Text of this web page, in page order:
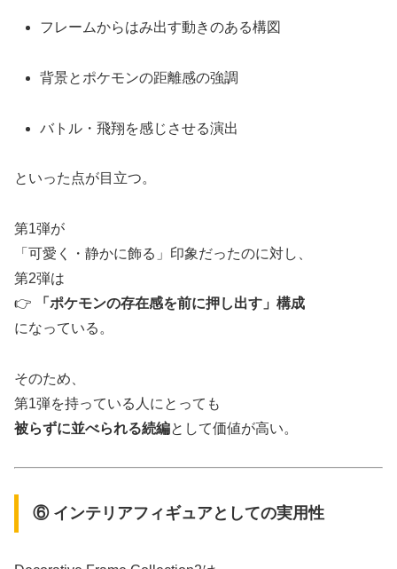
フレームからはみ出す動きのある構図
背景とポケモンの距離感の強調
バトル・飛翔を感じさせる演出
といった点が目立つ。
第1弾が
「可愛く・静かに飾る」印象だったのに対し、
第2弾は
👉
「ポケモンの存在感を前に押し出す」構成
になっている。
そのため、
第1弾を持っている人にとっても
被らずに並べられる続編として価値が高い。
⑥ インテリアフィギュアとしての実用性